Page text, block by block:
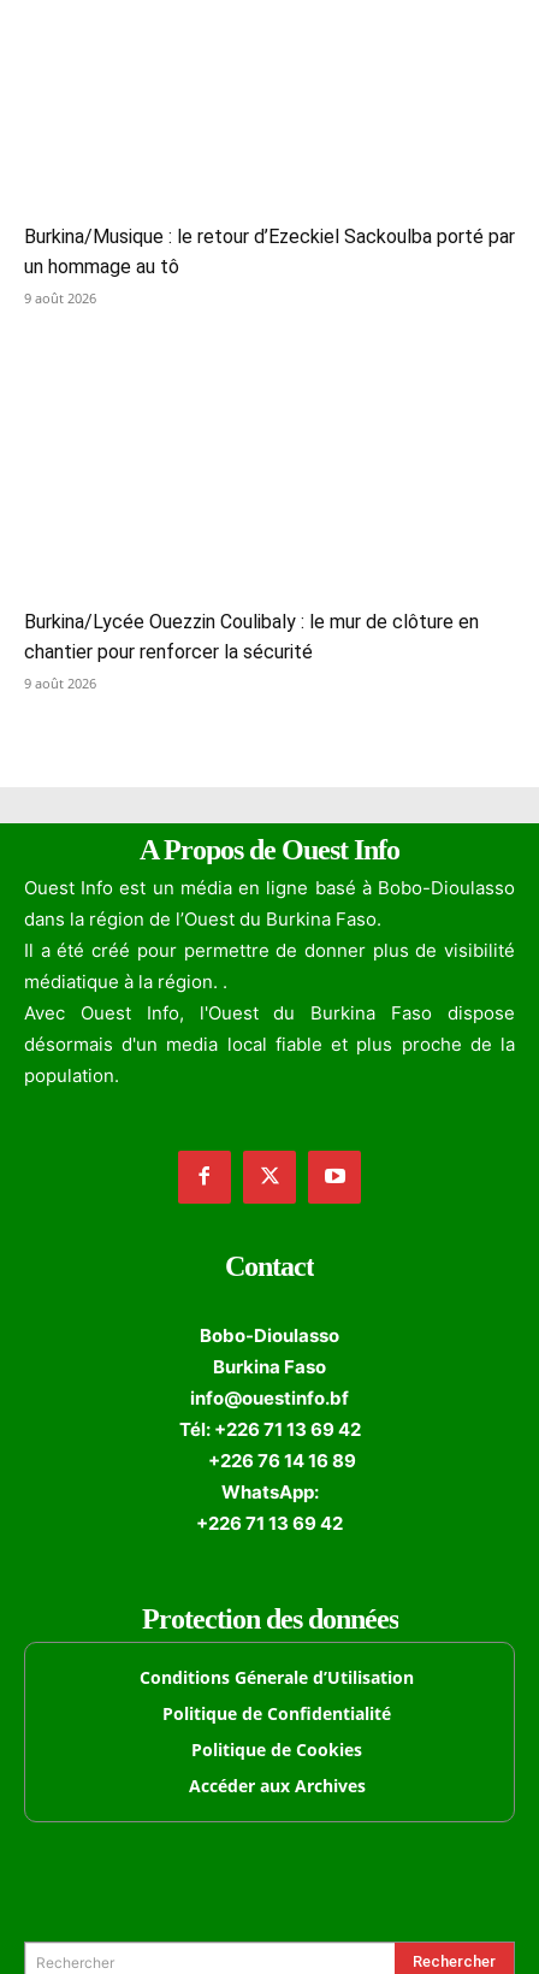
Burkina/Musique : le retour d’Ezeckiel Sackoulba porté par
un hommage au tô
9 août 2026
Burkina/Lycée Ouezzin Coulibaly : le mur de clôture en
chantier pour renforcer la sécurité
9 août 2026
A Propos de Ouest Info
Ouest Info est un média en ligne basé à Bobo-Dioulasso
dans la région de l’Ouest du Burkina Faso.
Il a été créé pour permettre de donner plus de visibilité
médiatique à la région. .
Avec Ouest Info, l'Ouest du Burkina Faso dispose
désormais d'un media local fiable et plus proche de la
population.
Contact
Bobo-Dioulasso
Burkina Faso
info@ouestinfo.bf
Tél: +226 71 13 69 42
+226 76 14 16 89
WhatsApp:
+226 71 13 69 42
Protection des données
Conditions Génerale d’Utilisation
Politique de Confidentialité
Politique de Cookies
Accéder aux Archives
Rechercher Rechercher